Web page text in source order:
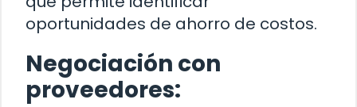
oportunidades de ahorro de costos.
Negociación con
proveedores: